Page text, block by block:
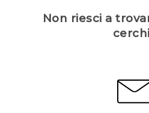
Non riesci a